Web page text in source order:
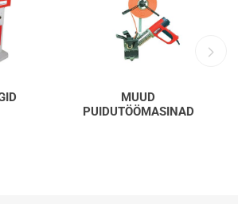
MUUD
PUIDUTÖÖMASINAD